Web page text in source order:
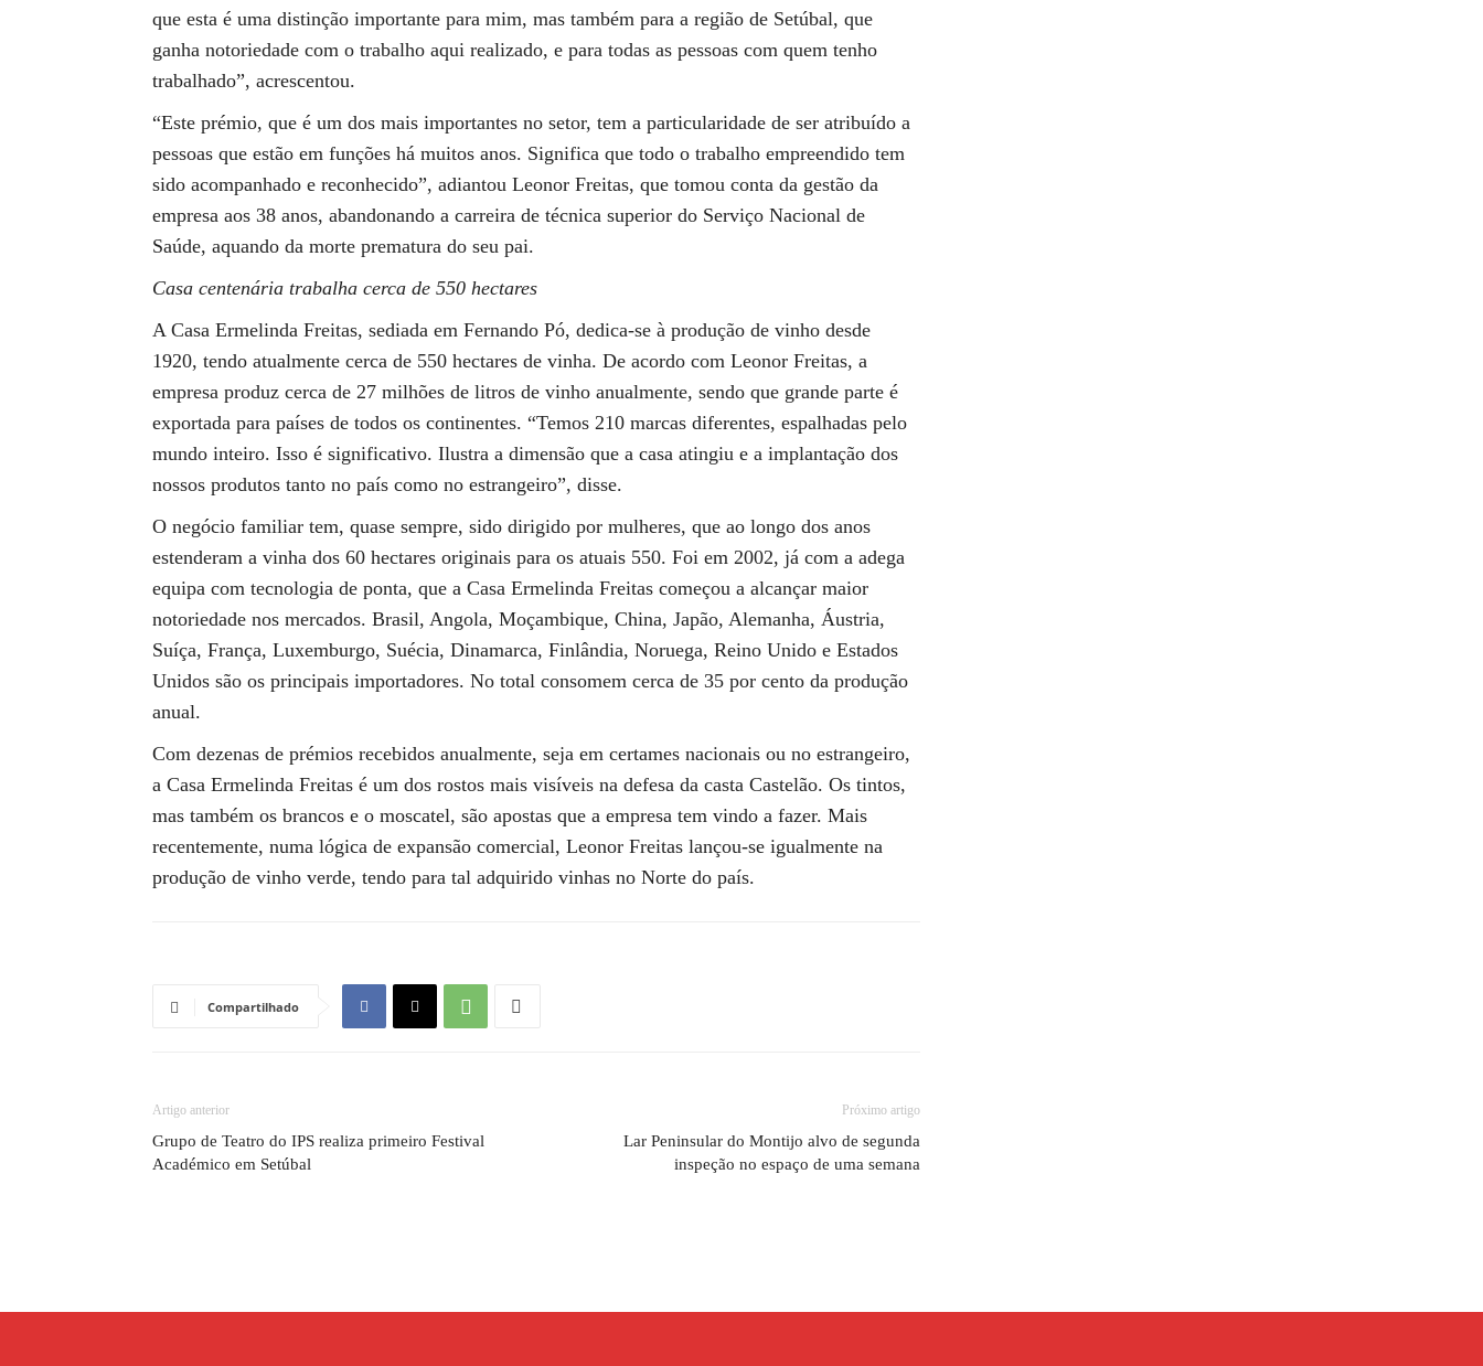
que esta é uma distinção importante para mim, mas também para a região de Setúbal, que
ganha notoriedade com o trabalho aqui realizado, e para todas as pessoas com quem tenho
trabalhado”, acrescentou.
“Este prémio, que é um dos mais importantes no setor, tem a particularidade de ser atribuído a
pessoas que estão em funções há muitos anos. Significa que todo o trabalho empreendido tem
sido acompanhado e reconhecido”, adiantou Leonor Freitas, que tomou conta da gestão da
empresa aos 38 anos, abandonando a carreira de técnica superior do Serviço Nacional de
Saúde, aquando da morte prematura do seu pai.
Casa centenária trabalha cerca de 550 hectares
A Casa Ermelinda Freitas, sediada em Fernando Pó, dedica-se à produção de vinho desde
1920, tendo atualmente cerca de 550 hectares de vinha. De acordo com Leonor Freitas, a
empresa produz cerca de 27 milhões de litros de vinho anualmente, sendo que grande parte é
exportada para países de todos os continentes. “Temos 210 marcas diferentes, espalhadas pelo
mundo inteiro. Isso é significativo. Ilustra a dimensão que a casa atingiu e a implantação dos
nossos produtos tanto no país como no estrangeiro”, disse.
O negócio familiar tem, quase sempre, sido dirigido por mulheres, que ao longo dos anos
estenderam a vinha dos 60 hectares originais para os atuais 550. Foi em 2002, já com a adega
equipa com tecnologia de ponta, que a Casa Ermelinda Freitas começou a alcançar maior
notoriedade nos mercados. Brasil, Angola, Moçambique, China, Japão, Alemanha, Áustria,
Suíça, França, Luxemburgo, Suécia, Dinamarca, Finlândia, Noruega, Reino Unido e Estados
Unidos são os principais importadores. No total consomem cerca de 35 por cento da produção
anual.
Com dezenas de prémios recebidos anualmente, seja em certames nacionais ou no estrangeiro,
a Casa Ermelinda Freitas é um dos rostos mais visíveis na defesa da casta Castelão. Os tintos,
mas também os brancos e o moscatel, são apostas que a empresa tem vindo a fazer. Mais
recentemente, numa lógica de expansão comercial, Leonor Freitas lançou-se igualmente na
produção de vinho verde, tendo para tal adquirido vinhas no Norte do país.
Compartilhado
Artigo anterior
Grupo de Teatro do IPS realiza primeiro Festival
Académico em Setúbal
Próximo artigo
Lar Peninsular do Montijo alvo de segunda
inspeção no espaço de uma semana